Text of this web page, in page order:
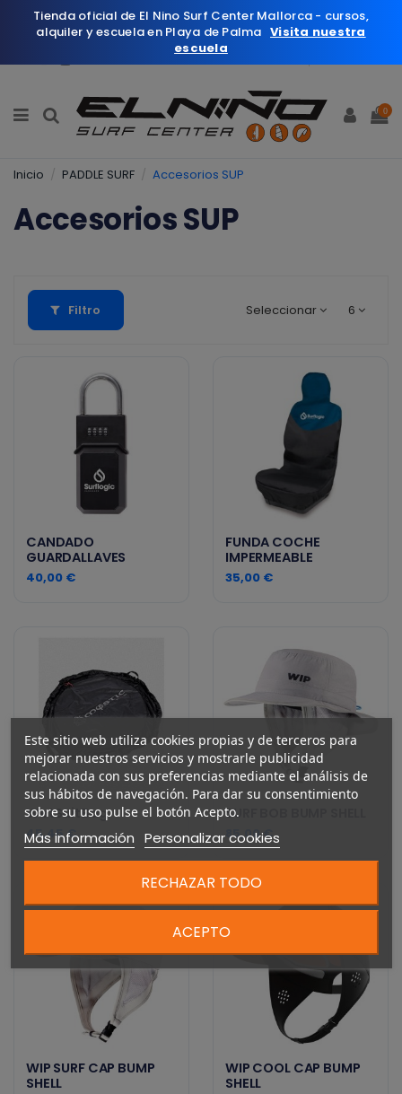
0
Inicio PADDLE SURF Accesorios SUP
Accesorios SUP
Filtro Seleccionar 6
CANDADO
GUARDALLAVES
40,00 €
FUNDA COCHE
IMPERMEABLE
35,00 €
WetSuitBag
45,45 €
SURF BOB BUMP SHELL
85,00 €
WIP SURF CAP BUMP
SHELL
WIP COOL CAP BUMP
SHELL
Este sitio web utiliza cookies propias y de terceros para
mejorar nuestros servicios y mostrarle publicidad
relacionada con sus preferencias mediante el análisis de
sus hábitos de navegación. Para dar su consentimiento
sobre su uso pulse el botón Acepto.
Más información Personalizar cookies
RECHAZAR TODO
ACEPTO
Tienda oficial de El Nino Surf Center Mallorca - cursos,
alquiler y escuela en Playa de Palma Visita nuestra
escuela